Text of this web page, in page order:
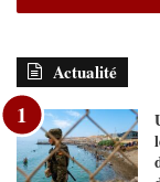
Actualité